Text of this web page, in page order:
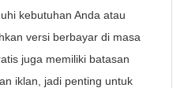
kebutuhan Anda atau
versi berbayar di masa
juga memiliki batasan
iklan, jadi penting untuk